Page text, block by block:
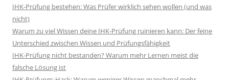
IHK-Prüfung bestehen: Was Prüfer wirklich sehen wollen (und was
nicht)
Warum zu viel Wissen deine IHK-Prüfung ruinieren kann: Der feine
Unterschied zwischen Wissen und Prüfungsfähigkeit
IHK-Prüfung nicht bestanden? Warum mehr Lernen meist die
falsche Lösung ist